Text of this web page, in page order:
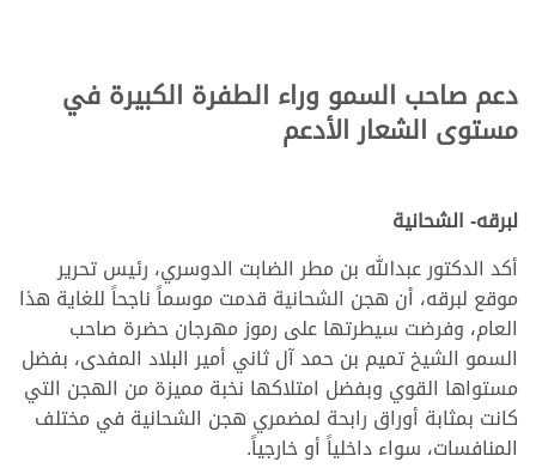
دعم صاحب السمو وراء الطفرة الكبيرة في
مستوى الشعار الأدعم
لبرقه- الشحانية
أكد الدكتور عبدالله بن مطر الضابت الدوسري، رئيس تحرير
موقع لبرقه، أن هجن الشحانية قدمت موسماً ناجحاً للغاية هذا
العام، وفرضت سيطرتها على رموز مهرجان حضرة صاحب
السمو الشيخ تميم بن حمد آل ثاني أمير البلاد المفدى، بفضل
مستواها القوي وبفضل امتلاكها نخبة مميزة من الهجن التي
كانت بمثابة أوراق رابحة لمضمري هجن الشحانية في مختلف
المنافسات، سواء داخلياً أو خارجياً.